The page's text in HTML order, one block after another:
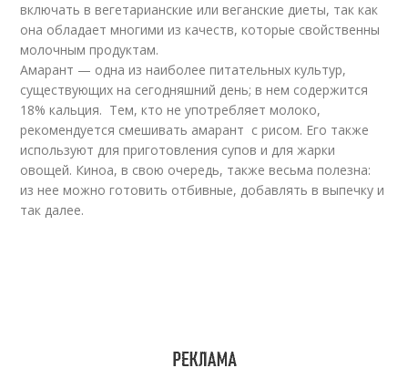
включать в вегетарианские или веганские диеты, так как
она обладает многими из качеств, которые свойственны
молочным продуктам.
Амарант — одна из наиболее питательных культур,
существующих на сегодняшний день; в нем содержится
18% кальция. Тем, кто не употребляет молоко,
рекомендуется смешивать амарант с рисом. Его также
используют для приготовления супов и для жарки
овощей. Киноа, в свою очередь, также весьма полезна:
из нее можно готовить отбивные, добавлять в выпечку и
так далее.